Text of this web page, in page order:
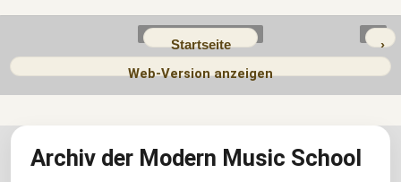
›
Startseite
Web-Version anzeigen
Archiv der Modern Music School